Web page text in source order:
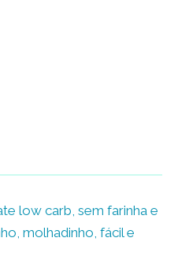
low carb, sem farinha e
molhadinho, fácil e